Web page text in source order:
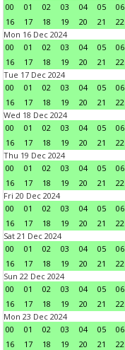
00
01 02 03 04 05 06
16
17 18 19 20 21 22
Mon 16 Dec 2024
00
01 02 03 04 05 06
16
17 18 19 20 21 22
Tue 17 Dec 2024
00
01 02 03 04 05 06
16
17 18 19 20 21 22
Wed 18 Dec 2024
00
01 02 03 04 05 06
16
17 18 19 20 21 22
Thu 19 Dec 2024
00
01 02 03 04 05 06
16
17 18 19 20 21 22
Fri 20 Dec 2024
00
01 02 03 04 05 06
16
17 18 19 20 21 22
Sat 21 Dec 2024
00
01 02 03 04 05 06
16
17 18 19 20 21 22
Sun 22 Dec 2024
00
01 02 03 04 05 06
16
17 18 19 20 21 22
Mon 23 Dec 2024
00
01 02 03 04 05 06
16
17 18 19 20 21 22